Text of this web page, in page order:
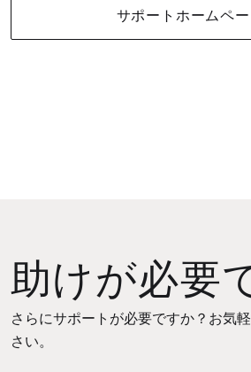
サポートホームペ
助けが必要
さらにサポートが必要ですか？お気
さい。